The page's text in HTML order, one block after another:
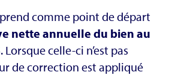
comme point de départ
nette annuelle du bien au
. Lorsque celle-ci n’est pas
de correction est appliqué